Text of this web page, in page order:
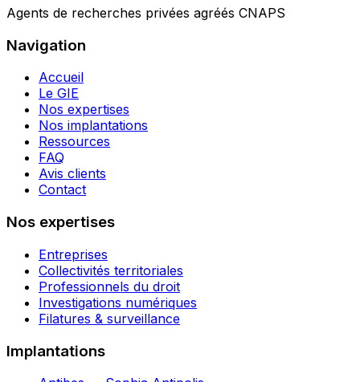
Agents de recherches privées agréés CNAPS
Navigation
Accueil
Le GIE
Nos expertises
Nos implantations
Ressources
FAQ
Avis clients
Contact
Nos expertises
Entreprises
Collectivités territoriales
Professionnels du droit
Investigations numériques
Filatures & surveillance
Implantations